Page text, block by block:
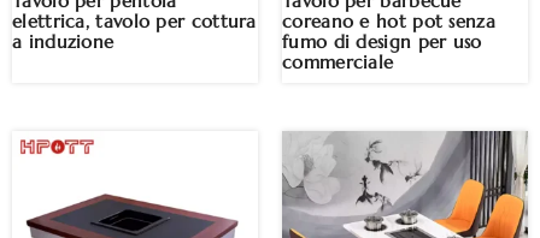
elettrica, tavolo per cottura
a induzione
coreano e hot pot senza
fumo di design per uso
commerciale